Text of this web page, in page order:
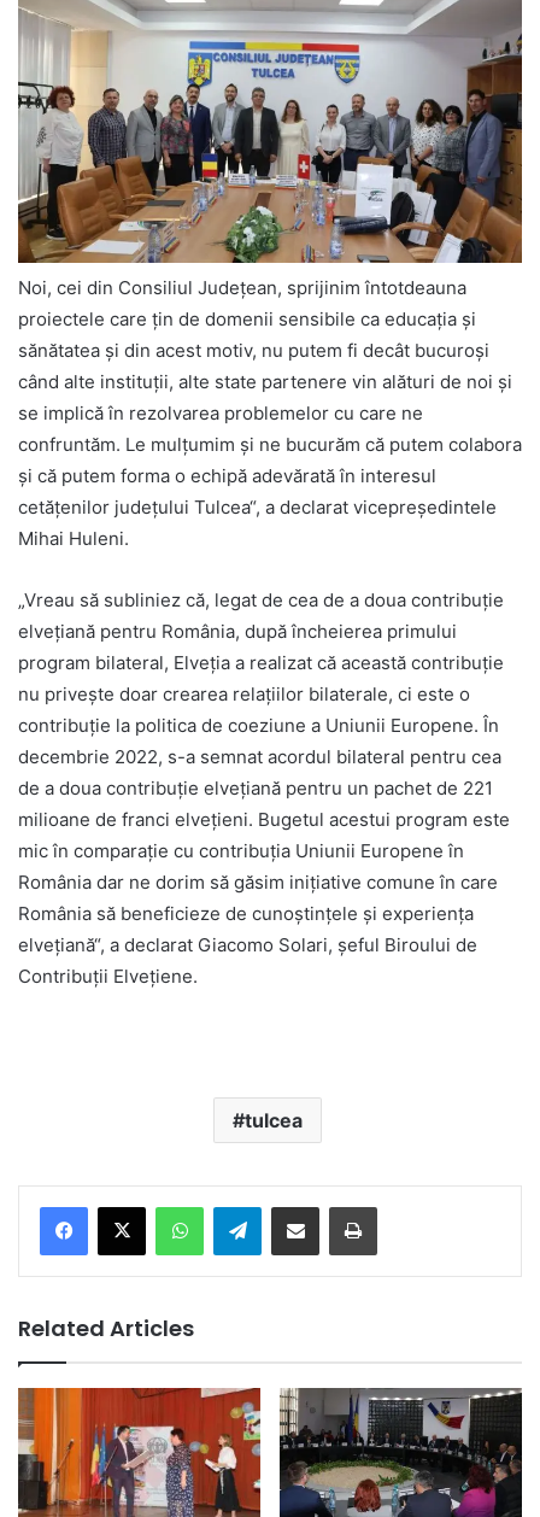
Noi, cei din Consiliul Județean, sprijinim întotdeauna
proiectele care țin de domenii sensibile ca educația și
sănătatea și din acest motiv, nu putem fi decât bucuroși
când alte instituții, alte state partenere vin alături de noi și
se implică în rezolvarea problemelor cu care ne
confruntăm. Le mulțumim și ne bucurăm că putem colabora
și că putem forma o echipă adevărată în interesul
cetățenilor județului Tulcea“, a declarat vicepreședintele
Mihai Huleni.
„Vreau să subliniez că, legat de cea de a doua contribuție
elvețiană pentru România, după încheierea primului
program bilateral, Elveția a realizat că această contribuție
nu privește doar crearea relațiilor bilaterale, ci este o
contribuție la politica de coeziune a Uniunii Europene. În
decembrie 2022, s-a semnat acordul bilateral pentru cea
de a doua contribuție elvețiană pentru un pachet de 221
milioane de franci elvețieni. Bugetul acestui program este
mic în comparație cu contribuția Uniunii Europene în
România dar ne dorim să găsim inițiative comune în care
România să beneficieze de cunoștințele și experiența
elvețiană“, a declarat Giacomo Solari, șeful Biroului de
Contribuții Elvețiene.
tulcea
Telegram
Related Articles